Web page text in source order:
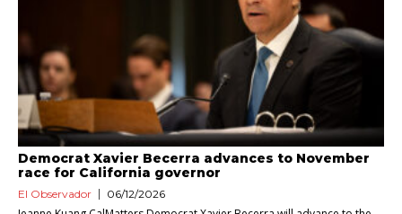
Democrat Xavier Becerra advances to November
race for California governor
El Observador 06/12/2026